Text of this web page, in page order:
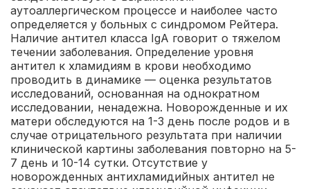
аутоаллергическом процессе и наиболее часто
определяется у больных с синдромом Рейтера.
Наличие антител класса IgА говорит о тяжелом
течении заболевания. Определение уровня
антител к хламидиям в крови необходимо
проводить в динамике — оценка результатов
исследований, основанная на однократном
исследовании, ненадежна. Новорожденные и их
матери обследуются на 1-3 день после родов и в
случае отрицательного результата при наличии
клинической картины заболевания повторно на 5-
7 день и 10-14 сутки. Отсутствие у
новорожденных антихламидийных антител не